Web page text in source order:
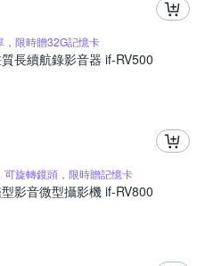
，限時贈32G記憶卡
質長續航錄影音器 if-RV500
可旋轉鏡頭，限時贈記憶卡
型影音微型攝影機 if-RV800